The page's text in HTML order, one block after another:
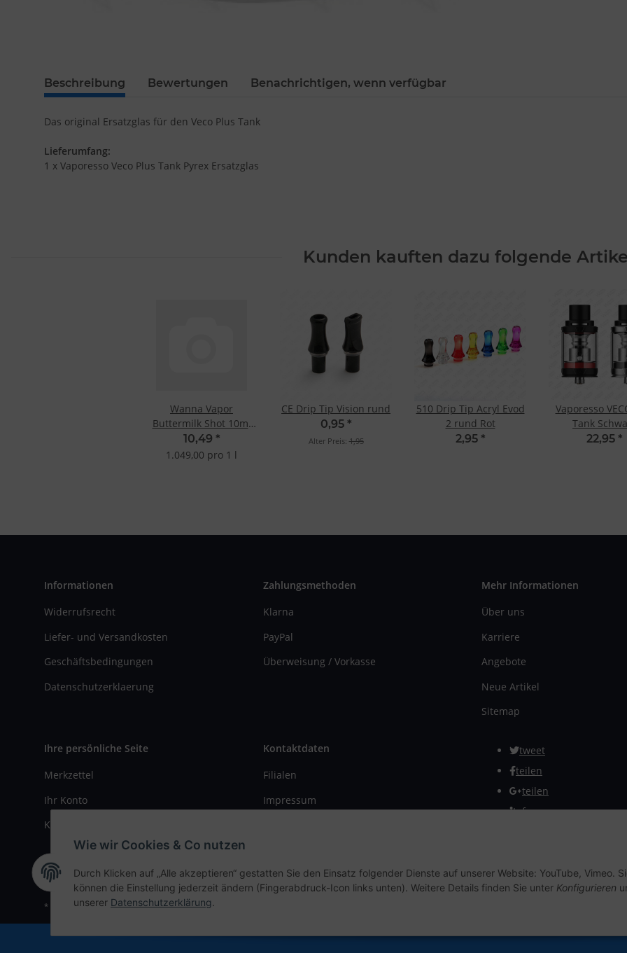
Beschreibung Bewertungen Benachrichtigen, wenn verfügbar
Das original Ersatzglas für den Veco Plus Tank
Lieferumfang:
1 x Vaporesso Veco Plus Tank Pyrex Ersatzglas
Kunden kauften dazu folgende
Wanna Vapor
Buttermilk Shot 10ml
0mg
10,49 *
1.049,00 pro 1 l
CE Drip Tip Vision rund
0,95 *
Alter Preis: 1,95
510 Drip Tip Acryl Evod
2 rund Rot
2,95 *
Vaporesso
Tank
22,95 *
Informationen
Widerrufsrecht
Liefer- und Versandkosten
Geschäftsbedingungen
Datenschutzerklaerung
Zahlungsmethoden
Klarna
PayPal
Überweisung / Vorkasse
Mehr Informationen
Über uns
Karriere
Angebote
Neue Artikel
Sitemap
Ihre persönliche Seite
Merkzettel
Ihr Konto
Kasse
Kontaktdaten
Filialen
Impressum
tweet
teilen
teilen
Info
Vertrag widerrufen
* Alle Preise inkl. gesetzlicher USt., zzgl.Versand
Wie wir Cookies & Co nutzen
Durch Klicken auf „Alle akzeptieren“ gestatten Sie den Einsatz folgender Dienste auf unserer Website: YouTube, Vimeo.
können die Einstellung jederzeit ändern (Fingerabdruck-Icon links unten). Weitere Details finden Sie unter Konfigurieren
unserer Datenschutzerklärung.